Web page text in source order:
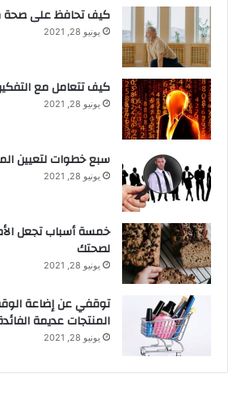
كيف تحافظ على صحة
يونيو 28, 2021
كيف تتعامل مع
يونيو 28, 2021
سبع خطوات لتعيين
يونيو 28, 2021
خمسة أسباب تجعل
لصحتك
يونيو 28, 2021
توقفي عن إضاعة
المنتجات عديمة
يونيو 28, 2021